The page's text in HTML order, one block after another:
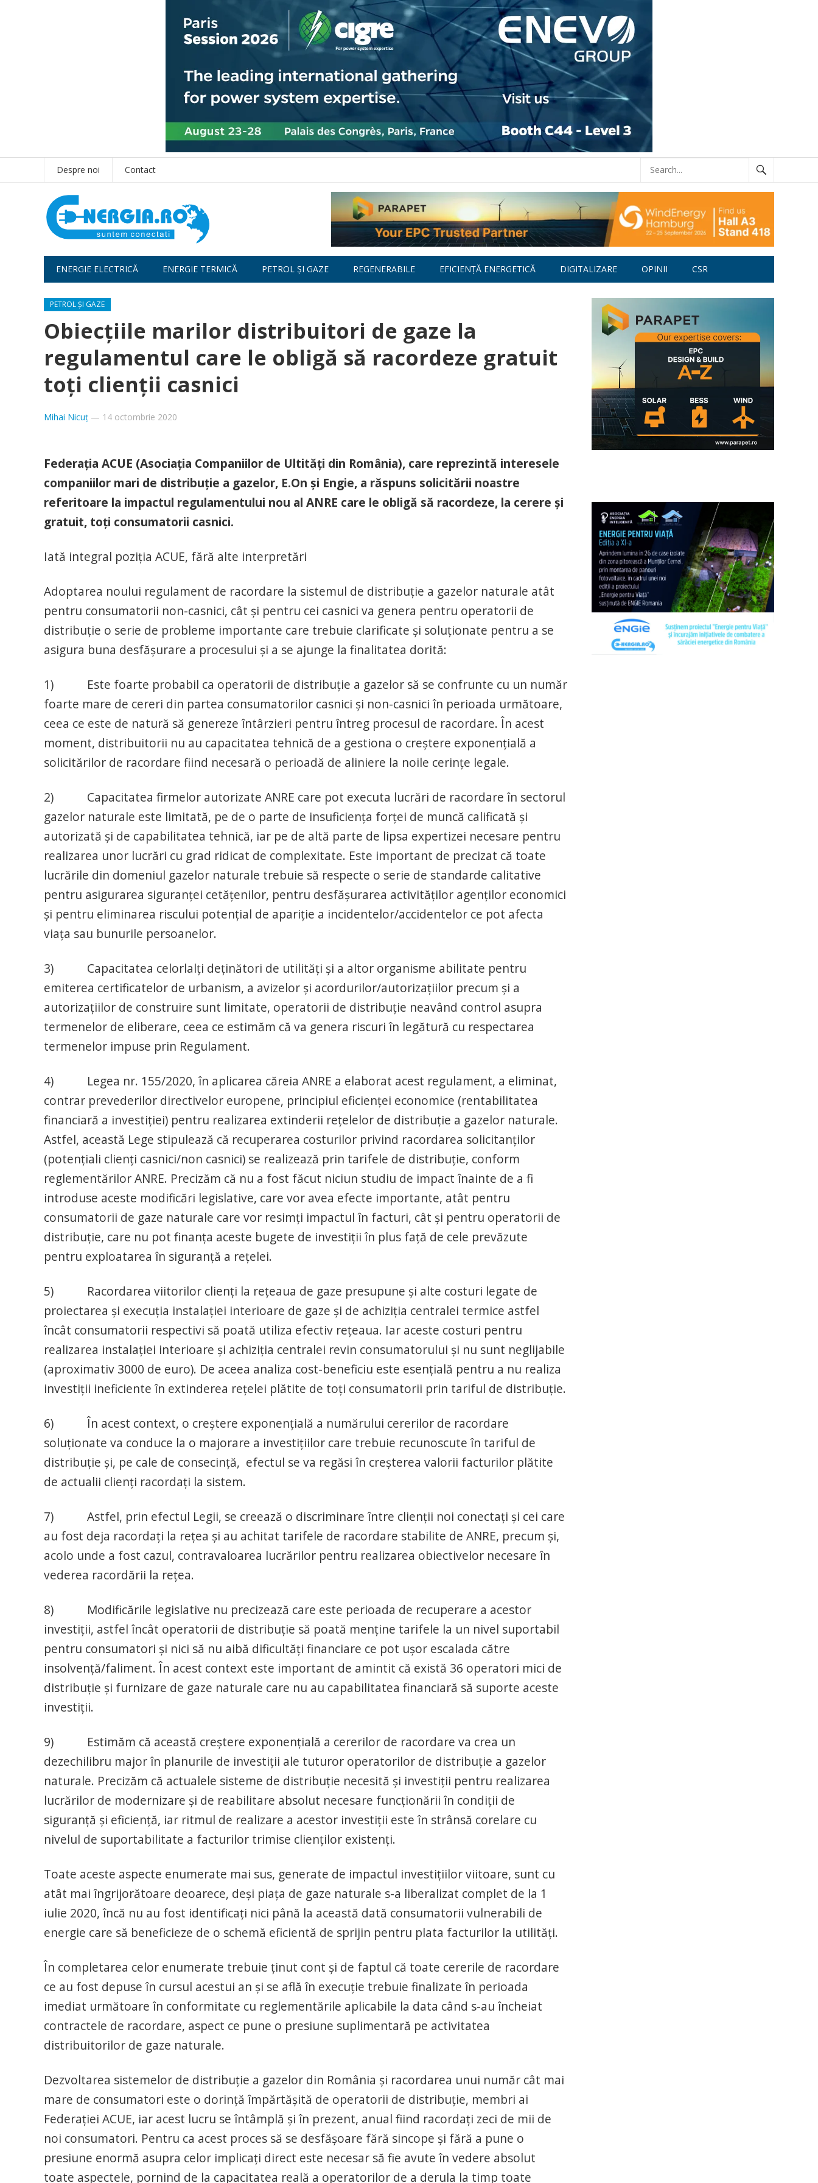
Despre noi Contact
ENERGIE ELECTRICĂ ENERGIE TERMICĂ PETROL ȘI GAZE REGENERABILE EFICIENȚĂ ENERGETICĂ DIGITALIZARE OPINII CSR
PETROL ȘI GAZE
Obiecțiile marilor distribuitori de gaze la
regulamentul care le obligă să racordeze gratuit
toți clienții casnici
Mihai Nicuț — 14 octombrie 2020
Federația ACUE (Asociația Companiilor de Ultități din România), care reprezintă interesele
companiilor mari de distribuție a gazelor, E.On și Engie, a răspuns solicitării noastre
referitoare la impactul regulamentului nou al ANRE care le obligă să racordeze, la cerere și
gratuit, toți consumatorii casnici.
Iată integral poziția ACUE, fără alte interpretări
Adoptarea noului regulament de racordare la sistemul de distribuție a gazelor naturale atât
pentru consumatorii non-casnici, cât și pentru cei casnici va genera pentru operatorii de
distribuție o serie de probleme importante care trebuie clarificate și soluționate pentru a se
asigura buna desfășurare a procesului și a se ajunge la finalitatea dorită:
1) Este foarte probabil ca operatorii de distribuție a gazelor să se confrunte cu un număr
foarte mare de cereri din partea consumatorilor casnici și non-casnici în perioada următoare,
ceea ce este de natură să genereze întârzieri pentru întreg procesul de racordare. În acest
moment, distribuitorii nu au capacitatea tehnică de a gestiona o creștere exponențială a
solicitărilor de racordare fiind necesară o perioadă de aliniere la noile cerințe legale.
2) Capacitatea firmelor autorizate ANRE care pot executa lucrări de racordare în sectorul
gazelor naturale este limitată, pe de o parte de insuficiența forței de muncă calificată și
autorizată și de capabilitatea tehnică, iar pe de altă parte de lipsa expertizei necesare pentru
realizarea unor lucrări cu grad ridicat de complexitate. Este important de precizat că toate
lucrările din domeniul gazelor naturale trebuie să respecte o serie de standarde calitative
pentru asigurarea siguranței cetățenilor, pentru desfășurarea activităților agenților economici
și pentru eliminarea riscului potențial de apariție a incidentelor/accidentelor ce pot afecta
viața sau bunurile persoanelor.
3) Capacitatea celorlalți deținători de utilități și a altor organisme abilitate pentru
emiterea certificatelor de urbanism, a avizelor și acordurilor/autorizațiilor precum și a
autorizațiilor de construire sunt limitate, operatorii de distribuție neavând control asupra
termenelor de eliberare, ceea ce estimăm că va genera riscuri în legătură cu respectarea
termenelor impuse prin Regulament.
4) Legea nr. 155/2020, în aplicarea căreia ANRE a elaborat acest regulament, a eliminat,
contrar prevederilor directivelor europene, principiul eficienței economice (rentabilitatea
financiară a investiției) pentru realizarea extinderii rețelelor de distribuție a gazelor naturale.
Astfel, această Lege stipulează că recuperarea costurilor privind racordarea solicitanților
(potențiali clienți casnici/non casnici) se realizează prin tarifele de distribuție, conform
reglementărilor ANRE. Precizăm că nu a fost făcut niciun studiu de impact înainte de a fi
introduse aceste modificări legislative, care vor avea efecte importante, atât pentru
consumatorii de gaze naturale care vor resimți impactul în facturi, cât și pentru operatorii de
distribuție, care nu pot finanța aceste bugete de investiții în plus față de cele prevăzute
pentru exploatarea în siguranță a rețelei.
5) Racordarea viitorilor clienți la rețeaua de gaze presupune și alte costuri legate de
proiectarea și execuția instalației interioare de gaze și de achiziția centralei termice astfel
încât consumatorii respectivi să poată utiliza efectiv rețeaua. Iar aceste costuri pentru
realizarea instalației interioare și achiziția centralei revin consumatorului și nu sunt neglijabile
(aproximativ 3000 de euro). De aceea analiza cost-beneficiu este esențială pentru a nu realiza
investiții ineficiente în extinderea rețelei plătite de toți consumatorii prin tariful de distribuție.
6) În acest context, o creștere exponențială a numărului cererilor de racordare
soluționate va conduce la o majorare a investițiilor care trebuie recunoscute în tariful de
distribuție și, pe cale de consecință, efectul se va regăsi în creșterea valorii facturilor plătite
de actualii clienți racordați la sistem.
7) Astfel, prin efectul Legii, se creează o discriminare între clienții noi conectați și cei care
au fost deja racordați la rețea și au achitat tarifele de racordare stabilite de ANRE, precum și,
acolo unde a fost cazul, contravaloarea lucrărilor pentru realizarea obiectivelor necesare în
vederea racordării la rețea.
8) Modificările legislative nu precizează care este perioada de recuperare a acestor
investiții, astfel încât operatorii de distribuție să poată menține tarifele la un nivel suportabil
pentru consumatori și nici să nu aibă dificultăți financiare ce pot ușor escalada către
insolvență/faliment. În acest context este important de amintit că există 36 operatori mici de
distribuție și furnizare de gaze naturale care nu au capabilitatea financiară să suporte aceste
investiții.
9) Estimăm că această creștere exponențială a cererilor de racordare va crea un
dezechilibru major în planurile de investiții ale tuturor operatorilor de distribuție a gazelor
naturale. Precizăm că actualele sisteme de distribuție necesită și investiții pentru realizarea
lucrărilor de modernizare și de reabilitare absolut necesare funcționării în condiții de
siguranță și eficiență, iar ritmul de realizare a acestor investiții este în strânsă corelare cu
nivelul de suportabilitate a facturilor trimise clienților existenți.
Toate aceste aspecte enumerate mai sus, generate de impactul investițiilor viitoare, sunt cu
atât mai îngrijorătoare deoarece, deși piața de gaze naturale s-a liberalizat complet de la 1
iulie 2020, încă nu au fost identificați nici până la această dată consumatorii vulnerabili de
energie care să beneficieze de o schemă eficientă de sprijin pentru plata facturilor la utilități.
În completarea celor enumerate trebuie ținut cont și de faptul că toate cererile de racordare
ce au fost depuse în cursul acestui an și se află în execuție trebuie finalizate în perioada
imediat următoare în conformitate cu reglementările aplicabile la data când s-au încheiat
contractele de racordare, aspect ce pune o presiune suplimentară pe activitatea
distribuitorilor de gaze naturale.
Dezvoltarea sistemelor de distribuție a gazelor din România și racordarea unui număr cât mai
mare de consumatori este o dorință împărtășită de operatorii de distribuție, membri ai
Federației ACUE, iar acest lucru se întâmplă și în prezent, anual fiind racordați zeci de mii de
noi consumatori. Pentru ca acest proces să se desfășoare fără sincope și fără a pune o
presiune enormă asupra celor implicați direct este necesar să fie avute în vedere absolut
toate aspectele, pornind de la capacitatea reală a operatorilor de a derula la timp toate